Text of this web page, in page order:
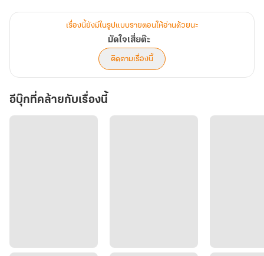
เรื่องนี้ยังมีในรูปแบบรายตอนให้อ่านด้วยนะ
มัดใจเสี่ยต๊ะ
ติดตามเรื่องนี้
อีบุ๊กที่คล้ายกับเรื่องนี้